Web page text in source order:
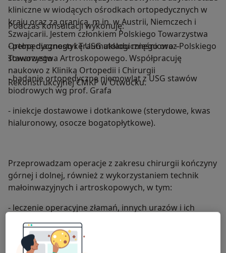
kliniczne w wiodących ośrodkach ortopedycznych w
kraju oraz za granicą, m.in. w Austrii, Niemczech i
Szwajcarii. Jestem członkiem Polskiego Towarzystwa
Ortopedycznego i Traumatologicznego oraz Polskiego
Towarzystwa Artroskopowego. Współpracuję
naukowo z Kliniką Ortopedii i Chirurgii
Rekonstrukcyjnej CMKP w Otwocku.
Podczas konsultacji wykonuję:
- pełną diagnostykę USG układu mięśniowo –
stawowego
- badanie ortopedyczne niemowląt z USG stawów
biodrowych wg prof. Grafa
- iniekcje dostawowe i dotkankowe (sterydowe, kwas
hialuronowy, osocze bogatopłytkowe).
Przeprowadzam operacje z zakresu chirurgii kończyny
górnej i dolnej, również z wykorzystaniem technik
małoinwazyjnych i artroskopowych, w tym:
- leczenie operacyjne złamań, innych urazów i ich
następstw
- alloplastyki stawów biodrowego i kolanowego